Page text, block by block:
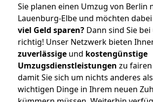
Sie planen einen Umzug von Berlin
Lauenburg-Elbe und möchten
viel Geld sparen? Dann sind Sie
richtig! Unser Netzwerk bieten
zuverlässige und kostengünstige
Umzugsdienstleistungen zu
damit Sie sich um nichts anderes
wichtigen Dinge in Ihrem neuen